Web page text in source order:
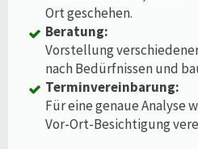
Ort geschehen.
Beratung:
Vorstellung
nach Bedürfnissen und
Terminvereinbarung:
Für eine genaue Analyse
Vor-Ort-Besichtigung